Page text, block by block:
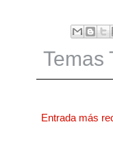
Temas
Entrada más